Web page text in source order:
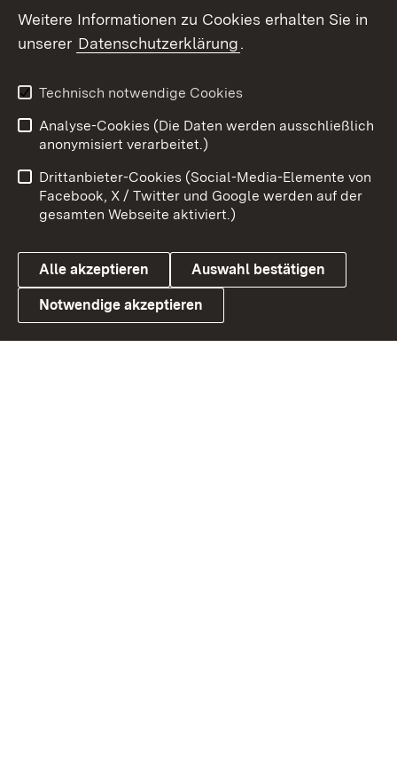
Social Wall
X / Twitter
Youtube
Link zum Landesportal
Benutzungshinweise
Barrierefreiheit
Datenschutz
Cookies
Weitere Informationen zu Cookies erhalten Sie in
unserer Datenschutzerklärung.
Technisch notwendige Cookies
Analyse-Cookies (Die Daten werden ausschließlich
anonymisiert verarbeitet.)
Drittanbieter-Cookies (Social-Media-Elemente von
Facebook, X / Twitter und Google werden auf der
gesamten Webseite aktiviert.)
Alle akzeptieren Auswahl bestätigen
Notwendige akzeptieren